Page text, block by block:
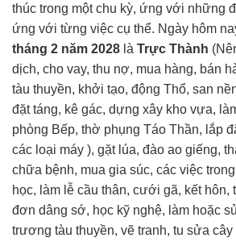
thúc trong một chu kỳ, ứng với những
ứng với từng việc cụ thể. Ngày hôm
tháng 2 năm 2028 là Trực Thành
dịch, cho vay, thu nợ, mua hàng, bán
tàu thuyền, khởi tạo, động Thổ, san
đặt táng, kê gác, dựng xây kho vựa,
phòng Bếp, thờ phụng Táo Thần, lắp
các loại máy ), gặt lúa, đào ao giếng,
chữa bệnh, mua gia súc, các việc
học, làm lễ cầu thân, cưới gã, kết
đơn dâng sớ, học kỹ nghệ, làm hoặc
trương tàu thuyền, vẽ tranh, tu sửa cây